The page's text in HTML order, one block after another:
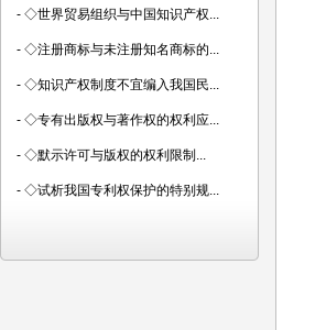
- ◇世界贸易组织与中国知识产权...
- ◇注册商标与未注册知名商标的...
- ◇知识产权制度不宜编入我国民...
- ◇专有出版权与著作权的权利应...
- ◇默示许可与版权的权利限制...
- ◇试析我国专利权保护的特别规...